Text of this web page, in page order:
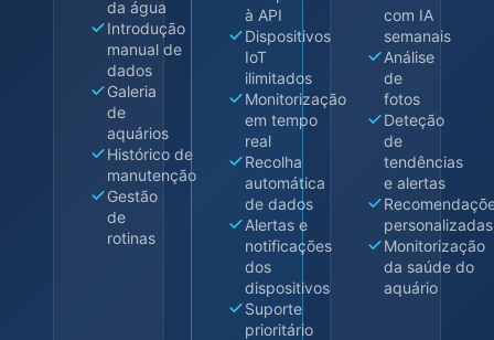
da água
Introdução
manual de
dados
Galeria
de
aquários
Histórico de
manutenção
Gestão
de
rotinas
à API
Dispositivos
IoT
ilimitados
Monitorização
em tempo
real
Recolha
automática
de dados
Alertas e
notificações
dos
dispositivos
Suporte
prioritário
com IA
semanais
Análise
de
fotos
Deteção
de
tendências
e alertas
personalizadas
Monitorização
da saúde do
aquário